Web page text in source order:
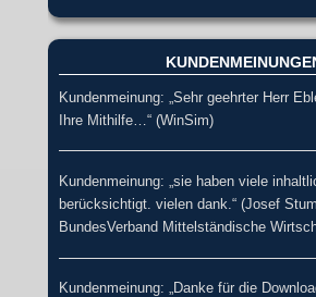
Kundenmeinung: „Sehr geehrter Herr
Ihre Mithilfe…“ (WinSim)
Kundenmeinung: „sie haben viele
berücksichtigt. vielen dank.“ (Josef
BundesVerband Mittelständische
Kundenmeinung: „Danke für die